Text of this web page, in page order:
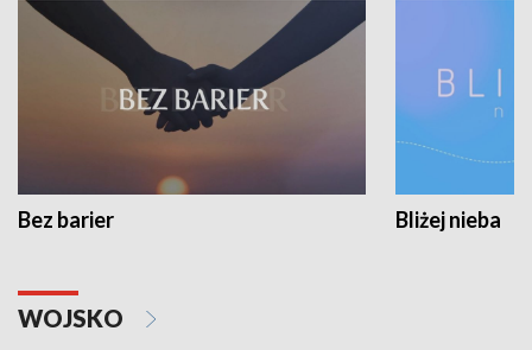
Bez barier Bliżej nieba
WOJSKO